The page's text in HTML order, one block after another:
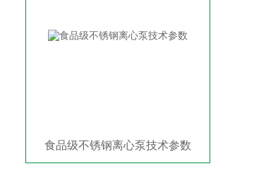
食品级不锈钢离心泵技术参数